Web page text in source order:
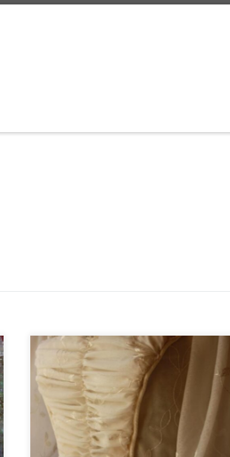
Geçen yıl drapaj tekniğiyle sene sonu
için 1800’lü yıllar kıyafetleri yaptık.
Beni epey zorladı.Çünkü sadece
elbise değil, içerden destekte
yapmam […]